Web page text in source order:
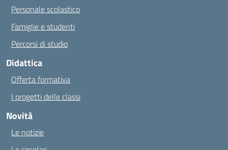
Personale scolastico
Famiglie e studenti
Percorsi di studio
Didattica
Offerta formativa
I progetti delle classi
Novità
Le notizie